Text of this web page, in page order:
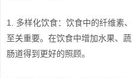
1. 多样化饮食：饮食中的纤维素
至关重要。在饮食中增加水果、
肠道得到更好的照顾。